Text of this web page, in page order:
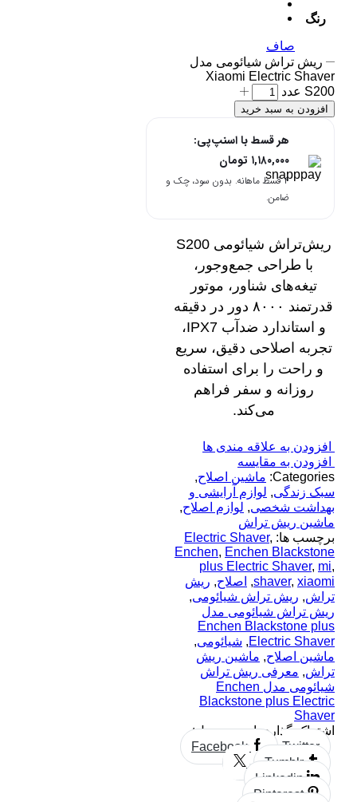
رنگ
صاف
ریش تراش شیائومی مدل
Xiaomi Electric Shaver
S200 عدد
افزودن به سبد خرید
هر قسط با اسنپ‌پی:
۱,۱۸۰,۰۰۰ تومان
۴ قسط ماهانه. بدون سود، چک و
ضامن.
ریش‌تراش شیائومی S200
با طراحی جمع‌وجور،
تیغه‌های شناور، موتور
قدرتمند ۸۰۰۰ دور در دقیقه
و استاندارد ضدآب IPX7،
تجربه اصلاحی دقیق، سریع
و راحت را برای استفاده
روزانه و سفر فراهم
می‌کند.
افزودن به علاقه مندی ها
افزودن به مقایسه
Categories: ماشین اصلاح,
سبک زندگی, لوازم آرایشی و
بهداشت شخصی, لوازم اصلاح,
ماشین ریش تراش
برچسب ها: Electric Shaver,
Enchen, Enchen Blackstone
plus Electric Shaver, mi,
shaver, xiaomi
, اصلاح, ریش
تراش, ریش تراش شیائومی,
ریش تراش شیائومی مدل
Enchen Blackstone plus
Electric Shaver
, شیائومی,
ماشین اصلاح, ماشین ریش
تراش, معرفی ریش تراش
شیائومی مدل Enchen
Blackstone plus Electric
Shaver
اشتراک گذاری این محصول:
Facebook
Twitter
Tumblr
Linkedin
Pinterest